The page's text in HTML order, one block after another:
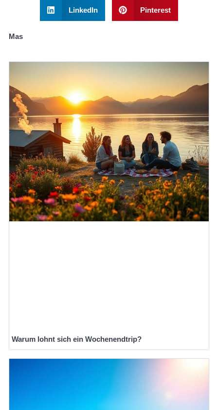
LinkedIn Pinterest
Mas
Warum lohnt sich ein Wochenendtrip?